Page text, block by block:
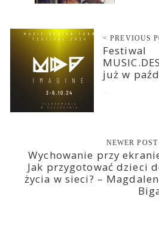
< PREVIOUS
Festiwal
już w
NEWER POST
Wychowanie przy
Jak przygotować dzieci
życia w sieci? –